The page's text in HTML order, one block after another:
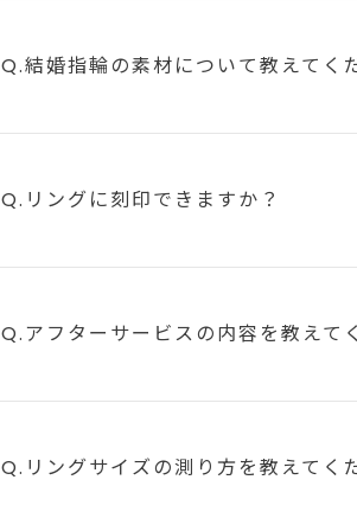
Q.結婚指輪の素材について教えてく
Q.リングに刻印できますか？
Q.アフターサービスの内容を教えて
Q.リングサイズの測り方を教えてく